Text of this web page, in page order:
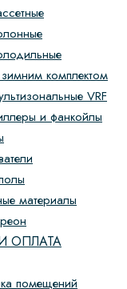
комплектом
VRF
и фанкойлы
материалы
ОПЛАТА
помещений